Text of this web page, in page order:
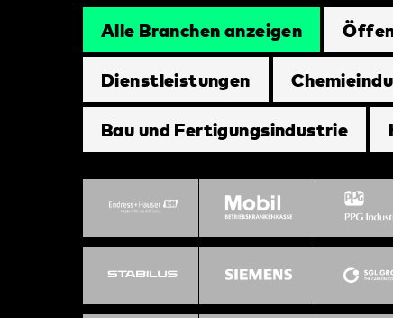
Alle Branchen anzeigen
Dienstleistungen
Bau und Fertigungsindustrie